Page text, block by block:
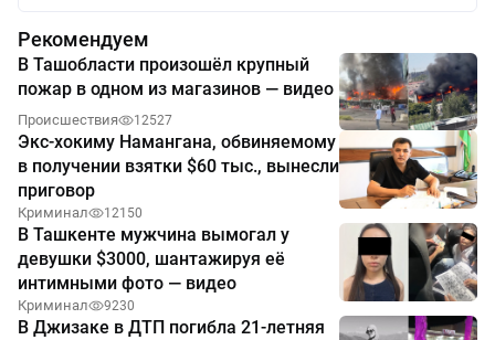
Рекомендуем
В Ташобласти произошёл крупный
пожар в одном из магазинов — видео
Происшествия 12527
Экс-хокиму Намангана, обвиняемому
в получении взятки $60 тыс., вынесли
приговор
Криминал 12150
В Ташкенте мужчина вымогал у
девушки $3000, шантажируя её
интимными фото — видео
Криминал 9230
В Джизаке в ДТП погибла 21-летняя